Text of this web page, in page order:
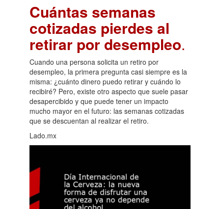
Cuántas semanas
cotizadas pierdes al
retirar por desempleo.
Cuando una persona solicita un retiro por
desempleo, la primera pregunta casi siempre es la
misma: ¿cuánto dinero puedo retirar y cuándo lo
recibiré? Pero, existe otro aspecto que suele pasar
desapercibido y que puede tener un impacto
mucho mayor en el futuro: las semanas cotizadas
que se descuentan al realizar el retiro.
Lado.mx